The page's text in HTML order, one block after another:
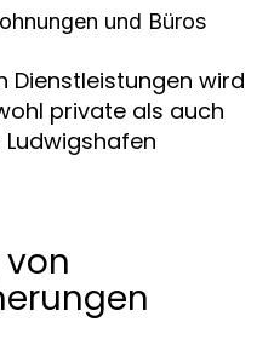
und Büros
Dienstleistungen wird
private als auch